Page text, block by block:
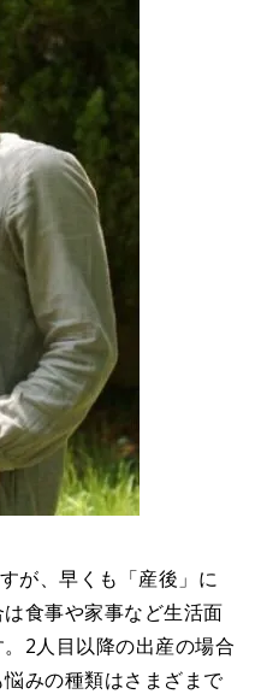
が、早くも「産後」に
食事や家事など生活面
2人目以降の出産の場合
みの種類はさまざまで